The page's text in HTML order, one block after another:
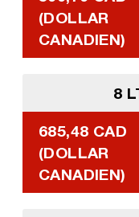
(DOLLAR
CANADIEN)
8
685,48 CAD
(DOLLAR
CANADIEN)